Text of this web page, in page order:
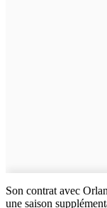
Son contrat avec
une saison